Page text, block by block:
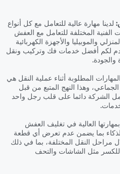
لدينا مهارة عالية للتعامل مع كل أنواع
الفنية المختلفة للتعامل مع العفش
والموبيليا والأجهزة الكهربائية
لكم أفضل خدمات فك وتركيب ونقل
والجودة.
المطلوبة أثناء عملية النقل هي
وهذا النهج المتبع من قبل
الشركة دائما على قلب رجل واحد
العالية في تغليف العفش
والذكاء بما يضمن عدم تعرض أي قطعة
النقل المختلفة، بما في ذلك
للكسر مثل الشاشات والتحف